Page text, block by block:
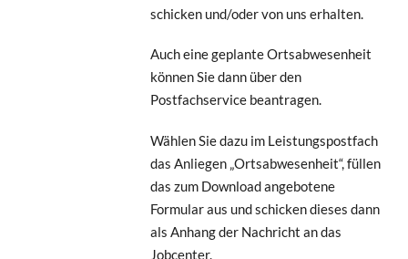
schicken und/oder von uns erhalten.
Auch eine geplante Ortsabwesenheit
können Sie dann über den
Postfachservice beantragen.
Wählen Sie dazu im Leistungspostfach
das Anliegen „Ortsabwesenheit“, füllen
das zum Download angebotene
Formular aus und schicken dieses dann
als Anhang der Nachricht an das
Jobcenter.